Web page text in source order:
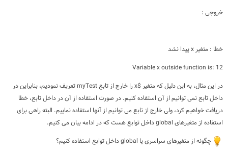
خروجی :
خطا : متغیر x پیدا نشد
Variable x outside function is: 12
در این مثال، به این دلیل که متغیر $x را خارج از تابع myTest تعریف نمودیم، بنابراین در
داخل تابع نمی توانیم از آن استفاده کنیم. در صورت استفاده از آن در داخل تابع، خطا
دریافت خواهیم کرد، ولی خارج از تابع می توانیم از آنها استفاده نماییم. البته راهی برای
استفاده از متغیرهای global داخل توابع هست که در ادامه بیان می کنیم.
چگونه از متغیرهای سراسری یا global داخل توابع استفاده کنیم؟